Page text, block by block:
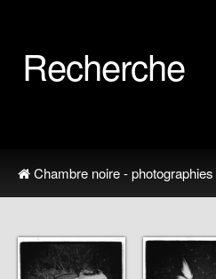
Recherche
Chambre noire - photographies